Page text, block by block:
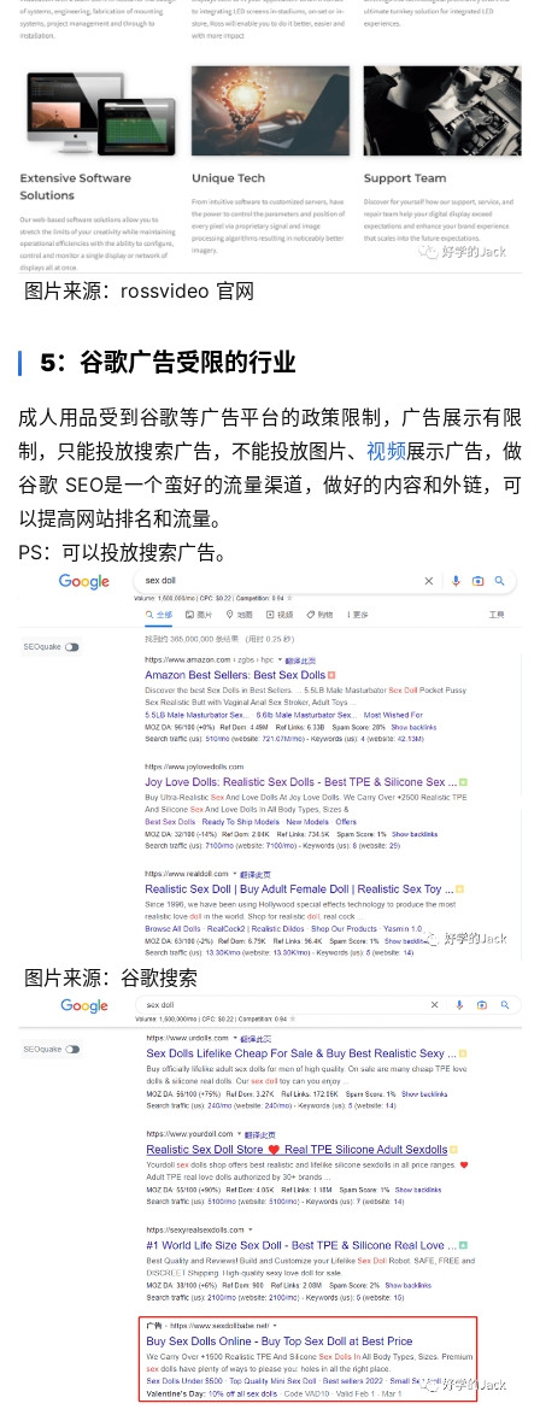
图片来源：rossvideo 官网
5：谷歌广告受限的行业
成人用品受到谷歌等广告平台的政策限制，广告展示有限
制，只能投放搜索广告，不能投放图片、视频展示广告，做
谷歌 SEO是一个蛮好的流量渠道，做好的内容和外链，可
以提高网站排名和流量。
PS：可以投放搜索广告。
图片来源：谷歌搜索